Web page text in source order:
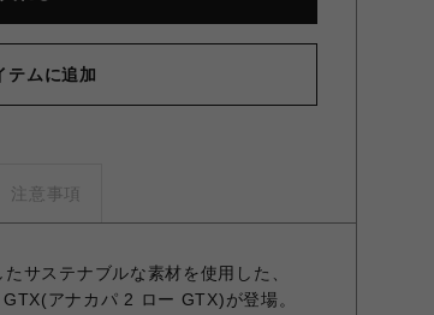
テムに追加
注意事項
サステナブルな素材を使用した、
アナカパ 2 ロー GTX)が登場。